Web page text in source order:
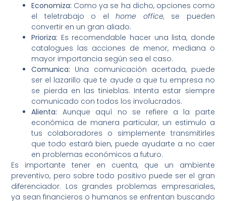
Economiza: Como ya se ha dicho, opciones como
el teletrabajo o elhome office, se pueden
convertir en un gran aliado.
Prioriza: Es recomendable hacer una lista, donde
catalogues las acciones de menor, mediana o
mayor importancia según sea el caso.
Comunica: Una comunicación acertada, puede
ser el lazarillo que te ayude a que tu empresa no
se pierda en las tinieblas. Intenta estar siempre
comunicado con todos los involucrados.
Alienta: Aunque aquí no se refiere a la parte
económica de manera particular, un estimulo a
tus colaboradores o simplemente transmitirles
que todo estará bien, puede ayudarte a no caer
en problemas económicos a futuro.
Es importante tener en cuenta, que un ambiente
preventivo, pero sobre todo positivo puede ser el gran
diferenciador. Los grandes problemas empresariales,
ya sean financieros o humanos se enfrentan buscando